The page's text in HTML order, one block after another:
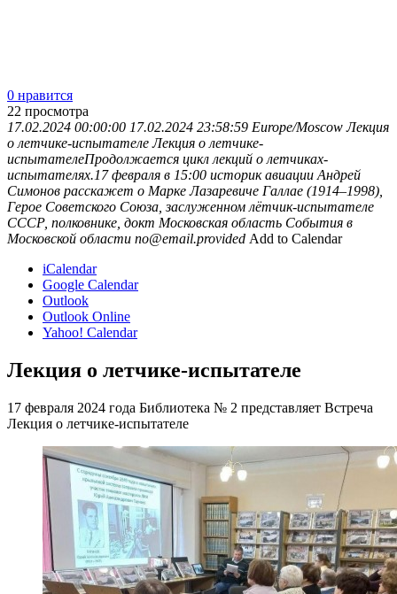
0 нравится
22 просмотра
17.02.2024 00:00:00 17.02.2024 23:58:59 Europe/Moscow Лекция
о летчике-испытателе Лекция о летчике-
испытателеПродолжается цикл лекций о летчиках-
испытателях.17 февраля в 15:00 историк авиации Андрей
Симонов расскажет о Марке Лазаревиче Галлае (1914–1998),
Герое Советского Союза, заслуженном лётчик-испытателе
СССР, полковнике, докт Московская область События в
Московской области no@email.provided Add to Calendar
iCalendar
Google Calendar
Outlook
Outlook Online
Yahoo! Calendar
Лекция о летчике-испытателе
17 февраля 2024 года Библиотека № 2 представляет Встреча
Лекция о летчике-испытателе